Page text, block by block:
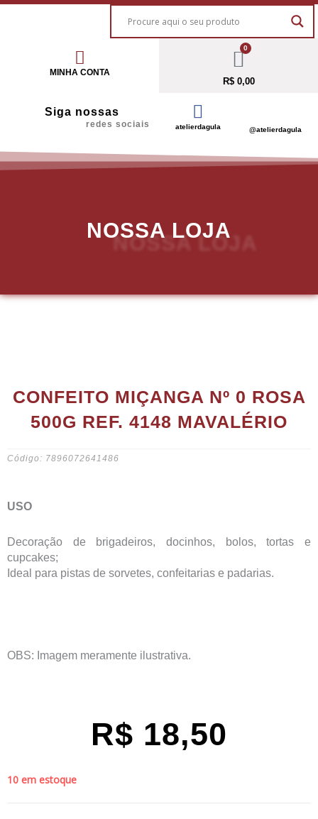
MINHA CONTA
0
R$0,00
Siga nossas
redes sociais atelierdagula @atelierdagula
NOSSA LOJA
CONFEITO MIÇANGA Nº 0 ROSA
500G REF. 4148 MAVALÉRIO
Código: 7896072641486
USO
Decoração de brigadeiros, docinhos, bolos, tortas e
cupcakes;
Ideal para pistas de sorvetes, confeitarias e padarias.
OBS: Imagem meramente ilustrativa.
R$ 18,50
10 em estoque